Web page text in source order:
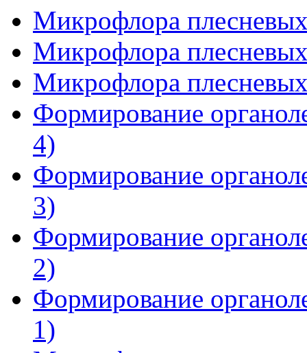
Микрофлора
Микрофлора
Микрофлора
Формирование
4)
Формирование
3)
Формирование
2)
Формирование
1)